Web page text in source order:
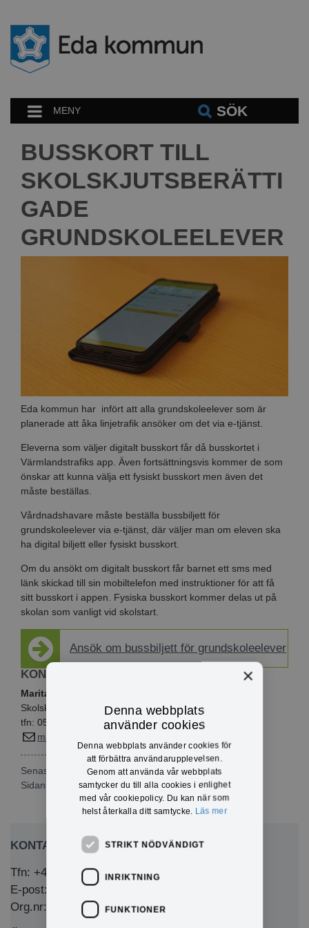
MENY SÖK
BUSSKORT TILL
SKOLSKJUTSBERÄTTI
GADE
GRUNDSKOLEELEVER
Eda kommun har infört att alla grundskoleelever som är
planerade att åka linjetrafik ansöker om det via e-tjänst.
Eleverna som väljer digitalt busskort får då busskortet i
Värmlandstrafiks app. Även fortsättningsvis kommer de som
önskar att kunna välja ett fysiskt busskort men även det
måste beställas.
Vårdnadshavare måste beställa bussbiljett för
grundskoleelever via e-tjänst, där väljer man om eleven ska
ha digital biljett eller fysiskt busskort.
Om du ansökt om digitalt busskort får barnet ett sms med
länk skickad till sin mobiltelefon med instruktioner för att få
sitt busskort i appen. Fysiska busskort kommer delas ut på
skolan som vanligt vid skolstart.
Ansök om bussbiljett för grundskoleelever
KONTAKTINFO
Marita Forslund
Skolskjutssamordnare
tfn: 0571-35 850
marita.forslund@eda.se
Senast publicerad: 2026-02-18
Sidansvarig:
Marita Forslund
KONTAKTA OSS
Tfn: +46 (0)571-281 00
E-post: kommun@eda.se
Org.nr: 212000-1769
×
Denna webbplats
använder cookies
Denna webbplats använder cookies för
att förbättra användarupplevelsen.
Genom att använda vår webbplats
samtycker du till alla cookies i enlighet
med vår cookiepolicy. Du kan när som
helst återkalla ditt samtycke. Läs mer
STRIKT NÖDVÄNDIGT
INRIKTNING
FUNKTIONER